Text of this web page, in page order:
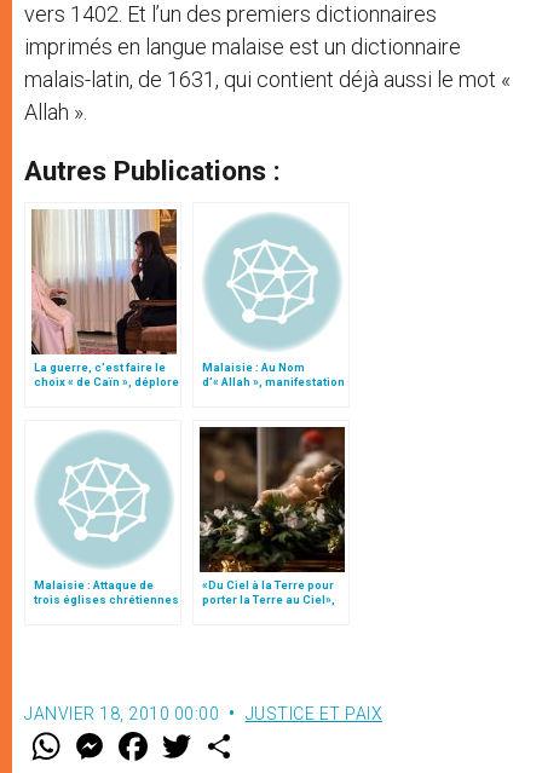
vers 1402. Et l’un des premiers dictionnaires
imprimés en langue malaise est un dictionnaire
malais-latin, de 1631, qui contient déjà aussi le mot «
Allah ».
Autres Publications :
La guerre, c’est faire le
choix « de Caïn », déplore
Malaisie : Au Nom
d’« Allah », manifestation
Malaisie : Attaque de
trois églises chrétiennes
«Du Ciel à la Terre pour
porter la Terre au Ciel»,
JANVIER 18, 2010 00:00 JUSTICE ET PAIX
W M
e
F
a w